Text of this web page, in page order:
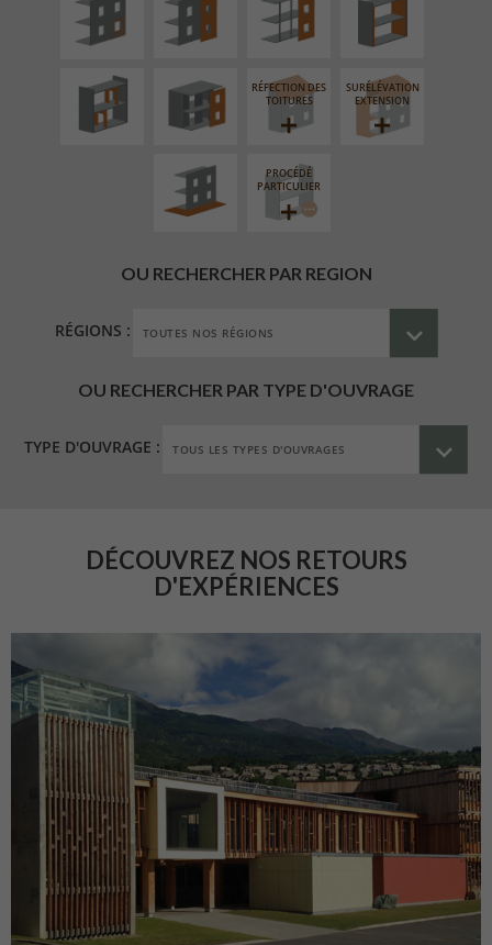
RÉAMÉNAGEMENT
INTÉRIEUR
FERMETURE
LOGGIAS
RÉFECTION DES
TOITURES
SURÉLÉVATION
EXTENSION
AMÉNAGEMENT
EXTÉRIEUR
PROCÉDÉ
PARTICULIER
OU RECHERCHER PAR REGION
RÉGIONS :
OU RECHERCHER PAR TYPE D'OUVRAGE
TYPE D'OUVRAGE :
DÉCOUVREZ NOS RETOURS
D'EXPÉRIENCES